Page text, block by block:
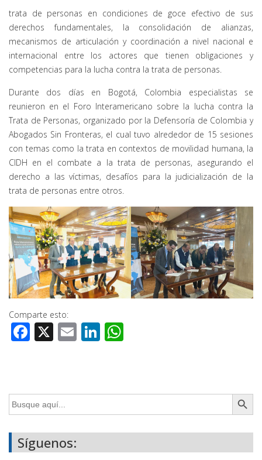
trata de personas en condiciones de goce efectivo de sus
derechos fundamentales, la consolidación de alianzas,
mecanismos de articulación y coordinación a nivel nacional e
internacional entre los actores que tienen obligaciones y
competencias para la lucha contra la trata de personas.
Durante dos días en Bogotá, Colombia especialistas se
reunieron en el Foro Interamericano sobre la lucha contra la
Trata de Personas, organizado por la Defensoría de Colombia y
Abogados Sin Fronteras, el cual tuvo alrededor de 15 sesiones
con temas como la trata en contextos de movilidad humana, la
CIDH en el combate a la trata de personas, asegurando el
derecho a las víctimas, desafíos para la judicialización de la
trata de personas entre otros.
Comparte esto:
Facebook
X EmailLinkedIn
Buscar: Botón de
Síguenos: